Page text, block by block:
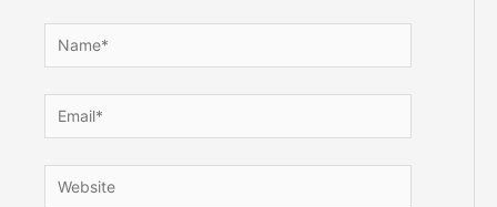
Name*
Email*
Website